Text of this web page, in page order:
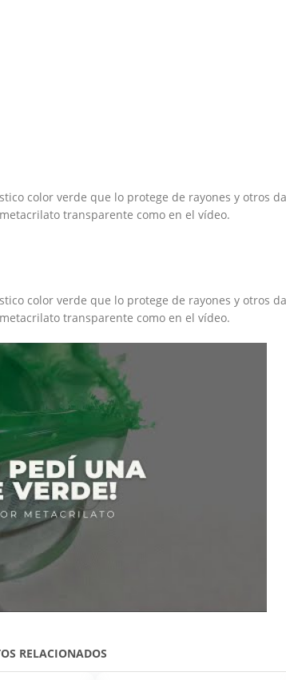
color verde que lo protege de rayones y otros
transparente como en el vídeo.
color verde que lo protege de rayones y otros
transparente como en el vídeo.
RELACIONADOS